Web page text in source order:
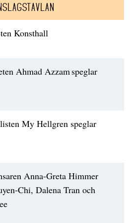
Konsthall
Ahmad Azzam speglar
My Hellgren speglar
Anna-Greta Himmer
Chi, Dalena Tran och